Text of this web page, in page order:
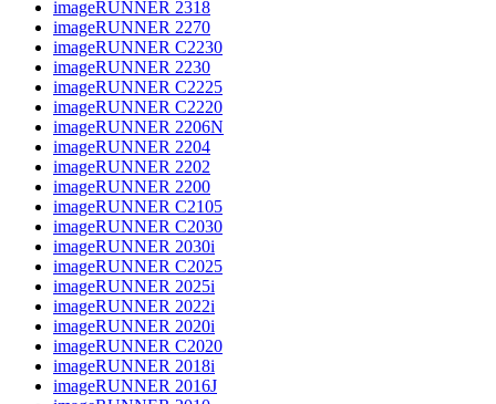
imageRUNNER 2318
imageRUNNER 2270
imageRUNNER C2230
imageRUNNER 2230
imageRUNNER C2225
imageRUNNER C2220
imageRUNNER 2206N
imageRUNNER 2204
imageRUNNER 2202
imageRUNNER 2200
imageRUNNER C2105
imageRUNNER C2030
imageRUNNER 2030i
imageRUNNER C2025
imageRUNNER 2025i
imageRUNNER 2022i
imageRUNNER 2020i
imageRUNNER C2020
imageRUNNER 2018i
imageRUNNER 2016J